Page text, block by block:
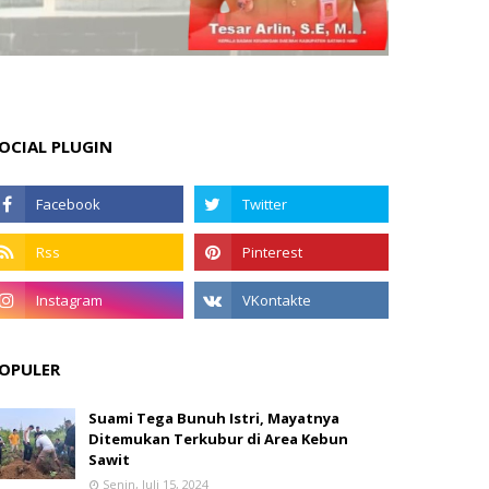
PLUGIN
Suami Tega Bunuh Istri, Mayatnya
Ditemukan Terkubur di Area Kebun
Sawit
Senin, Juli 15, 2024